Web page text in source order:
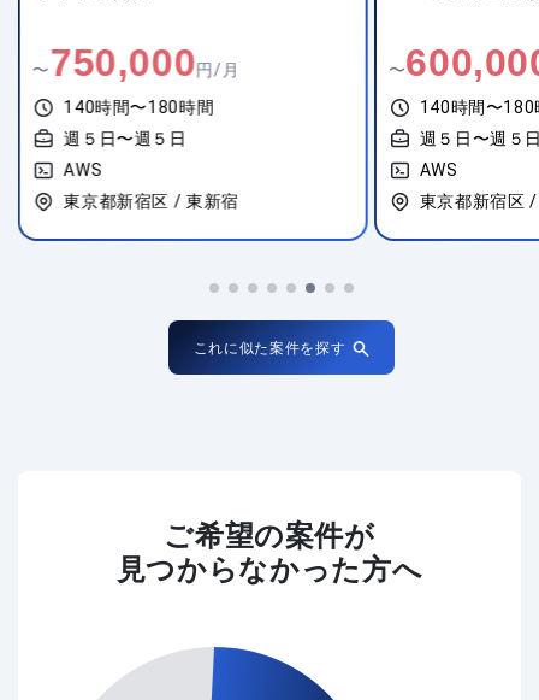
〜750,000円/月
140時間〜180時間
週５日〜週５日
AWS
東京都新宿区 / 東新宿
〜
140時間〜180
週５日〜週５
AWS
東京都新宿区
これに似た案件を探す
ご希望の案件が
見つからなかった方へ